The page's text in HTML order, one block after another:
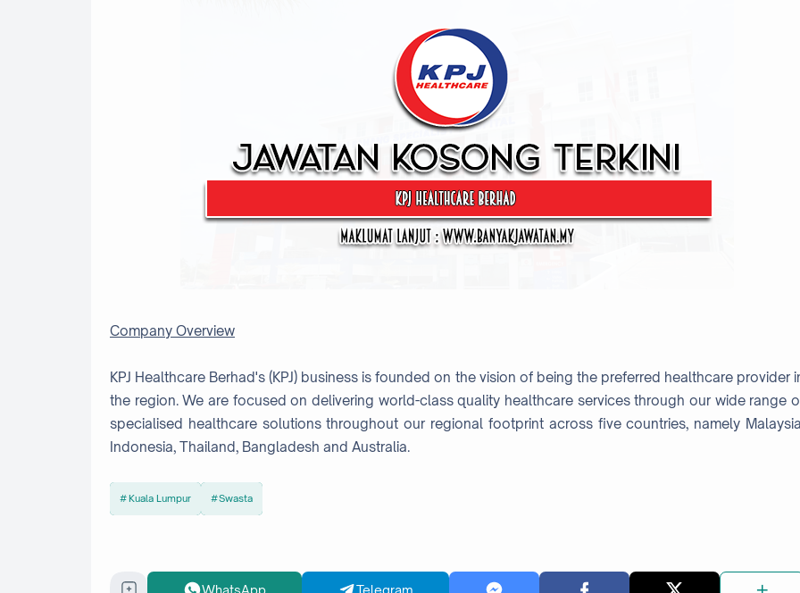
Company Overview
KPJ Healthcare Berhad's (KPJ) business is founded on the vision of being the preferred healthcare provider
the region. We are focused on delivering world-class quality healthcare services through our wide range
specialised healthcare solutions throughout our regional footprint across five countries, namely
Indonesia, Thailand, Bangladesh and Australia.
Kuala Lumpur Swasta